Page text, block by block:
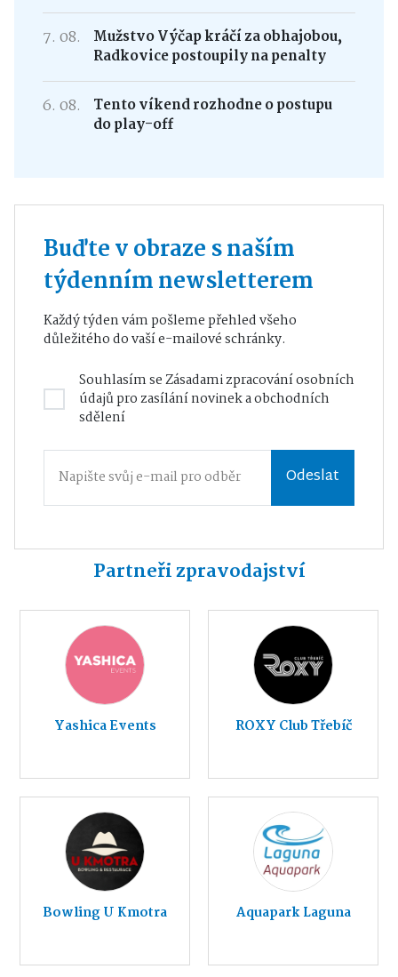
7. 08.
Mužstvo Výčap kráčí za obhajobou,
Radkovice postoupily na penalty
6. 08.
Tento víkend rozhodne o postupu
do play-off
Buďte v obraze s naším
týdenním newsletterem
Každý týden vám pošleme přehled všeho
důležitého do vaší e-mailové schránky.
Souhlasím seZásadami zpracování osobních
údajůpro zasílání novinek a obchodních
sdělení
Odeslat
Partneři zpravodajství
Yashica Events ROXY Club Třebíč
Bowling U Kmotra Aquapark Laguna